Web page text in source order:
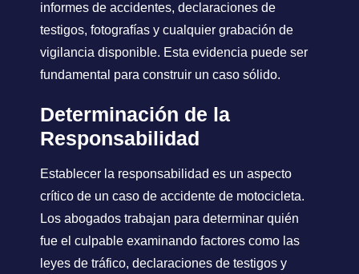
informes de accidentes, declaraciones de
testigos, fotografías y cualquier grabación de
vigilancia disponible. Esta evidencia puede ser
fundamental para construir un caso sólido.
Determinación de la
Responsabilidad
Establecer la responsabilidad es un aspecto
crítico de un caso de accidente de motocicleta.
Los abogados trabajan para determinar quién
fue el culpable examinando factores como las
leyes de tráfico, declaraciones de testigos y